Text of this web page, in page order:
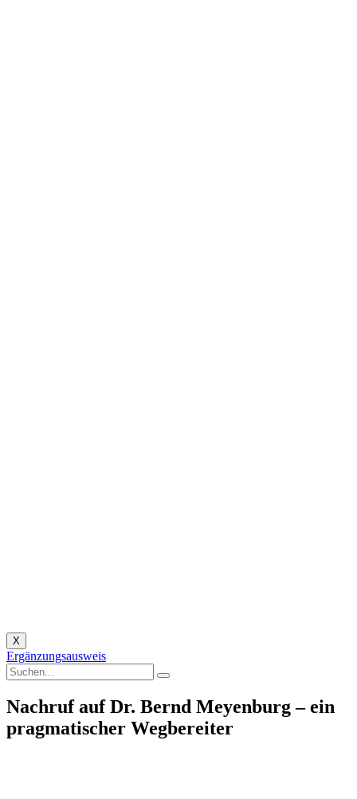
X
Ergänzungsausweis
Nachruf auf Dr. Bernd Meyenburg – ein
pragmatischer Wegbereiter